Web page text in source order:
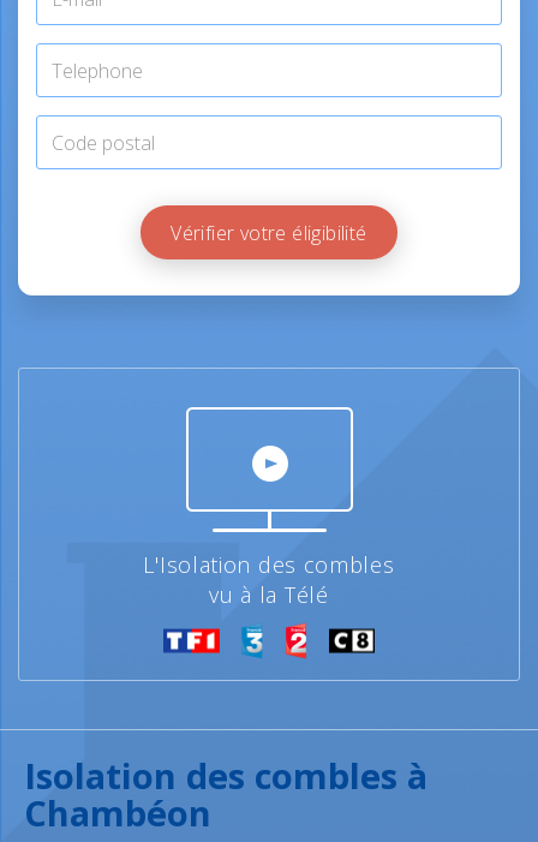
Vérifier votre éligibilité
L'Isolation des combles
vu à la Télé
Isolation des combles à
Chambéon